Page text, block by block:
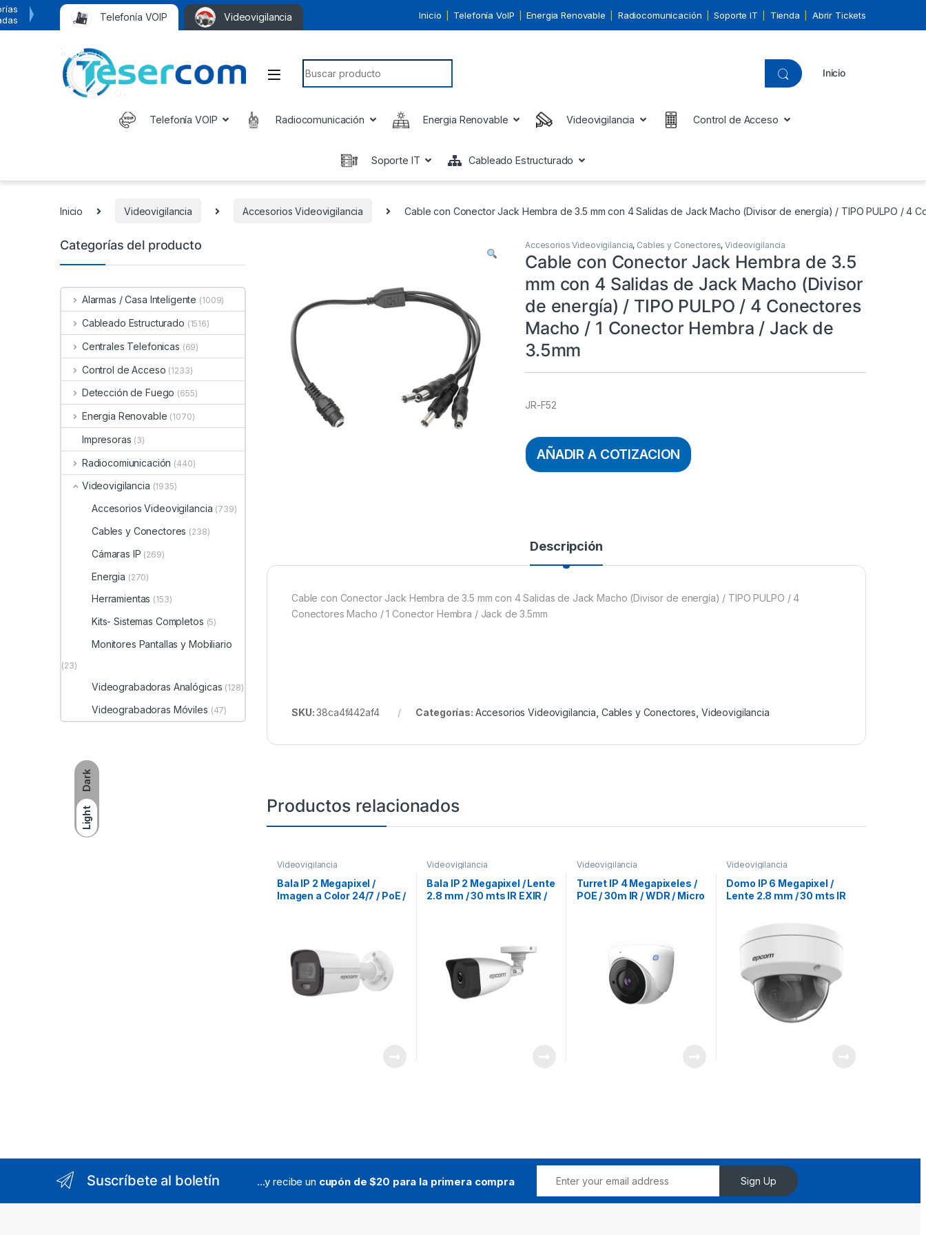
Dark
Light
Telefonía VOIP Videovigilancia Inicio Telefonía VoIP Energia Renovable Radiocomunicación Soporte IT Tienda Abrir Tickets
Search for:
Inicio
Telefonía VOIP Radiocomunicación Energia Renovable Videovigilancia Control de Acceso
Soporte IT Cableado Estructurado
Inicio Videovigilancia Accesorios Videovigilancia Cable con Conector Jack Hembra de 3.5 mm con 4 Salidas de Jack Macho (Divisor de energía) / TIPO PULPO / 4
Accesorios Videovigilancia, Cables y Conectores,Videovigilancia
Cable con Conector Jack Hembra de 3.5
mm con 4 Salidas de Jack Macho (Divisor
de energía) / TIPO PULPO / 4 Conectores
Macho / 1 Conector Hembra / Jack de
3.5mm
JR-F52
AÑADIR A COTIZACION
Descripción
Cable con Conector Jack Hembra de 3.5 mm con 4 Salidas de Jack Macho (Divisor de energía) / TIPO PULPO / 4
Conectores Macho / 1 Conector Hembra / Jack de 3.5mm
SKU:38ca4f442af4 Categorías: Accesorios Videovigilancia Cables y Conectores Videovigilancia
Productos relacionados
Videovigilancia
Bala IP 2 Megapixel /
Imagen a Color 24/7 / PoE /
Videovigilancia
Bala IP 2 Megapixel / Lente
2.8 mm / 30 mts IR EXIR /
Videovigilancia
Turret IP 4 Megapixeles /
POE / 30m IR / WDR / Micro
Videovigilancia
Domo IP 6 Megapixel /
Lente 2.8 mm / 30 mts IR
Videoanaliticos (Filtro de
Falsas Alarmas) / Ultra
Baja Iluminación / Entrada
y Salida de Audio y Alarma
Categorías del producto
Alarmas / Casa Inteligente (1009)
Cableado Estructurado (1516)
Centrales Telefonicas (69)
Control de Acceso (1233)
Detección de Fuego (655)
Energia Renovable (1070)
Impresoras (3)
Radiocomiunicación (440)
Videovigilancia (1935)
Accesorios Videovigilancia (739)
Cables y Conectores (238)
Cámaras IP (269)
Energia (270)
Herramientas (153)
Kits- Sistemas Completos (5)
Monitores Pantallas y Mobiliario
(23)
Videograbadoras Analógicas (128)
Videograbadoras Móviles (47)
Suscríbete al boletín ...y recibe un cupón de $20 para la primera compra Sign Up